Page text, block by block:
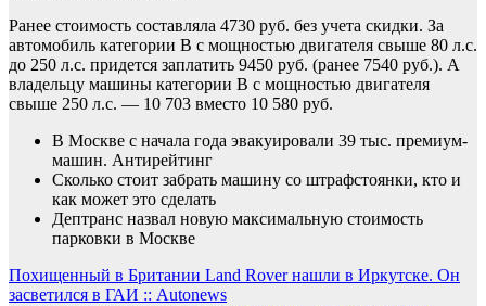
Ранее стоимость составляла 4730 руб. без учета скидки. За
автомобиль категории В с мощностью двигателя свыше 80 л.с.
до 250 л.с. придется заплатить 9450 руб. (ранее 7540 руб.). А
владельцу машины категории В с мощностью двигателя
свыше 250 л.с. — 10 703 вместо 10 580 руб.
В Москве с начала года эвакуировали 39 тыс. премиум-
машин. Антирейтинг
Сколько стоит забрать машину со штрафстоянки, кто и
как может это сделать
Дептранс назвал новую максимальную стоимость
парковки в Москве
Навигация
Похищенный в Британии Land Rover нашли в Иркутске. Он
засветился в ГАИ :: Autonews